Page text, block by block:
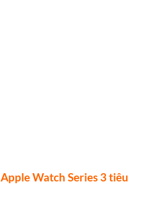
Watch Series 3 tiêu